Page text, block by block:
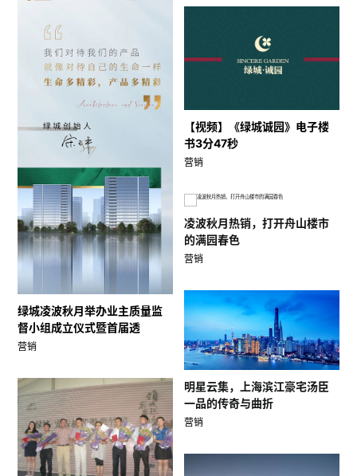
绿城凌波秋月举办业主质量监
督小组成立仪式暨首届透
营销
【视频】《绿城诚园》电子楼
书3分47秒
营销
凌波秋月热销，打开舟山楼市
的满园春色
营销
明星云集，上海滨江豪宅汤臣
一品的传奇与曲折
营销